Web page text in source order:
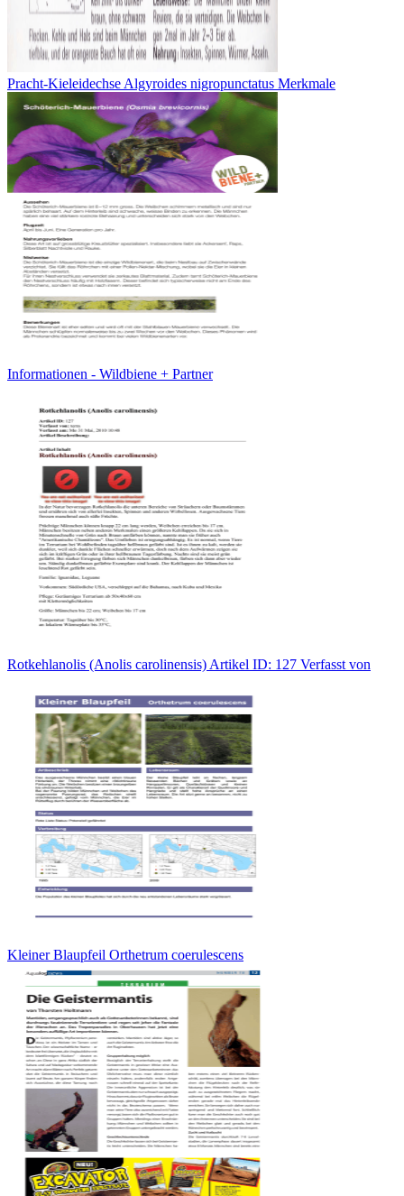
Pracht-Kieleidechse Algyroides nigropunctatus Merkmale
Informationen - Wildbiene + Partner
Rotkehlanolis (Anolis carolinensis) Artikel ID: 127 Verfasst von
Kleiner Blaupfeil Orthetrum coerulescens